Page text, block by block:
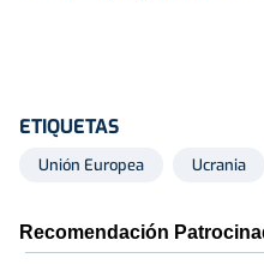
ETIQUETAS
Unión Europea Ucrania